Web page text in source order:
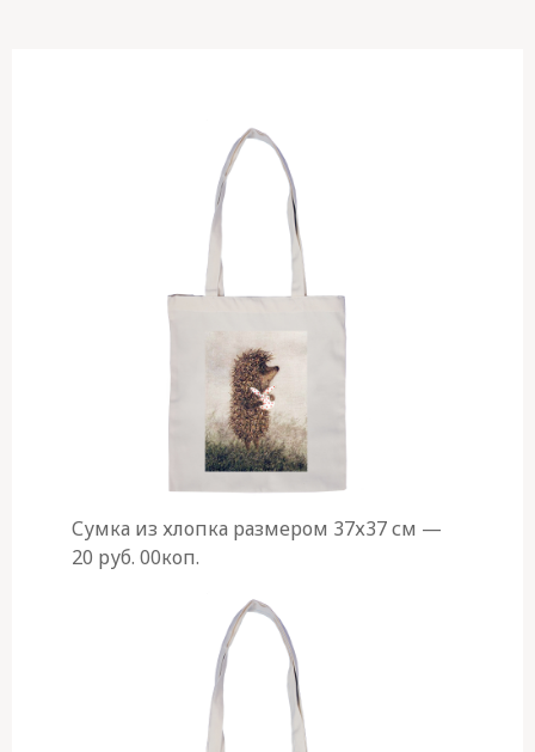
Сумка из хлопка размером 37х37 см —
20 руб. 00коп.